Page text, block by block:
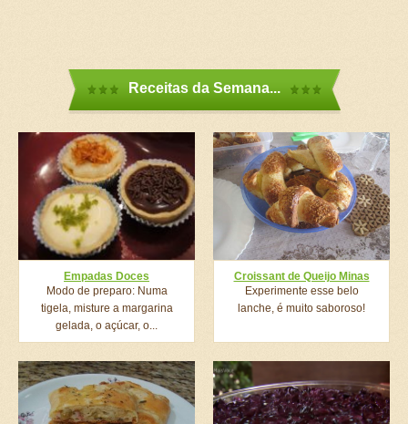
Receitas da Semana...
Empadas Doces
Modo de preparo: Numa
tigela, misture a margarina
gelada, o açúcar, o...
Croissant de Queijo Minas
Experimente esse belo
lanche, é muito saboroso!